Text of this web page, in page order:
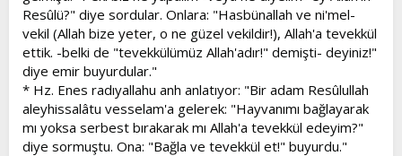
Resûlü?" diye sordular. Onlara: "Hasbünallah ve ni'mel-
vekil (Allah bize yeter, o ne güzel vekildir!), Allah'a tevekkül
ettik. -belki de "tevekkülümüz Allah'adır!" demişti- deyiniz!"
diye emir buyurdular."
* Hz. Enes radıyallahu anh anlatıyor: "Bir adam Resûlullah
aleyhissalâtu vesselam'a gelerek: "Hayvanımı bağlayarak
mı yoksa serbest bırakarak mı Allah'a tevekkül edeyim?"
diye sormuştu. Ona: "Bağla ve tevekkül et!" buyurdu."